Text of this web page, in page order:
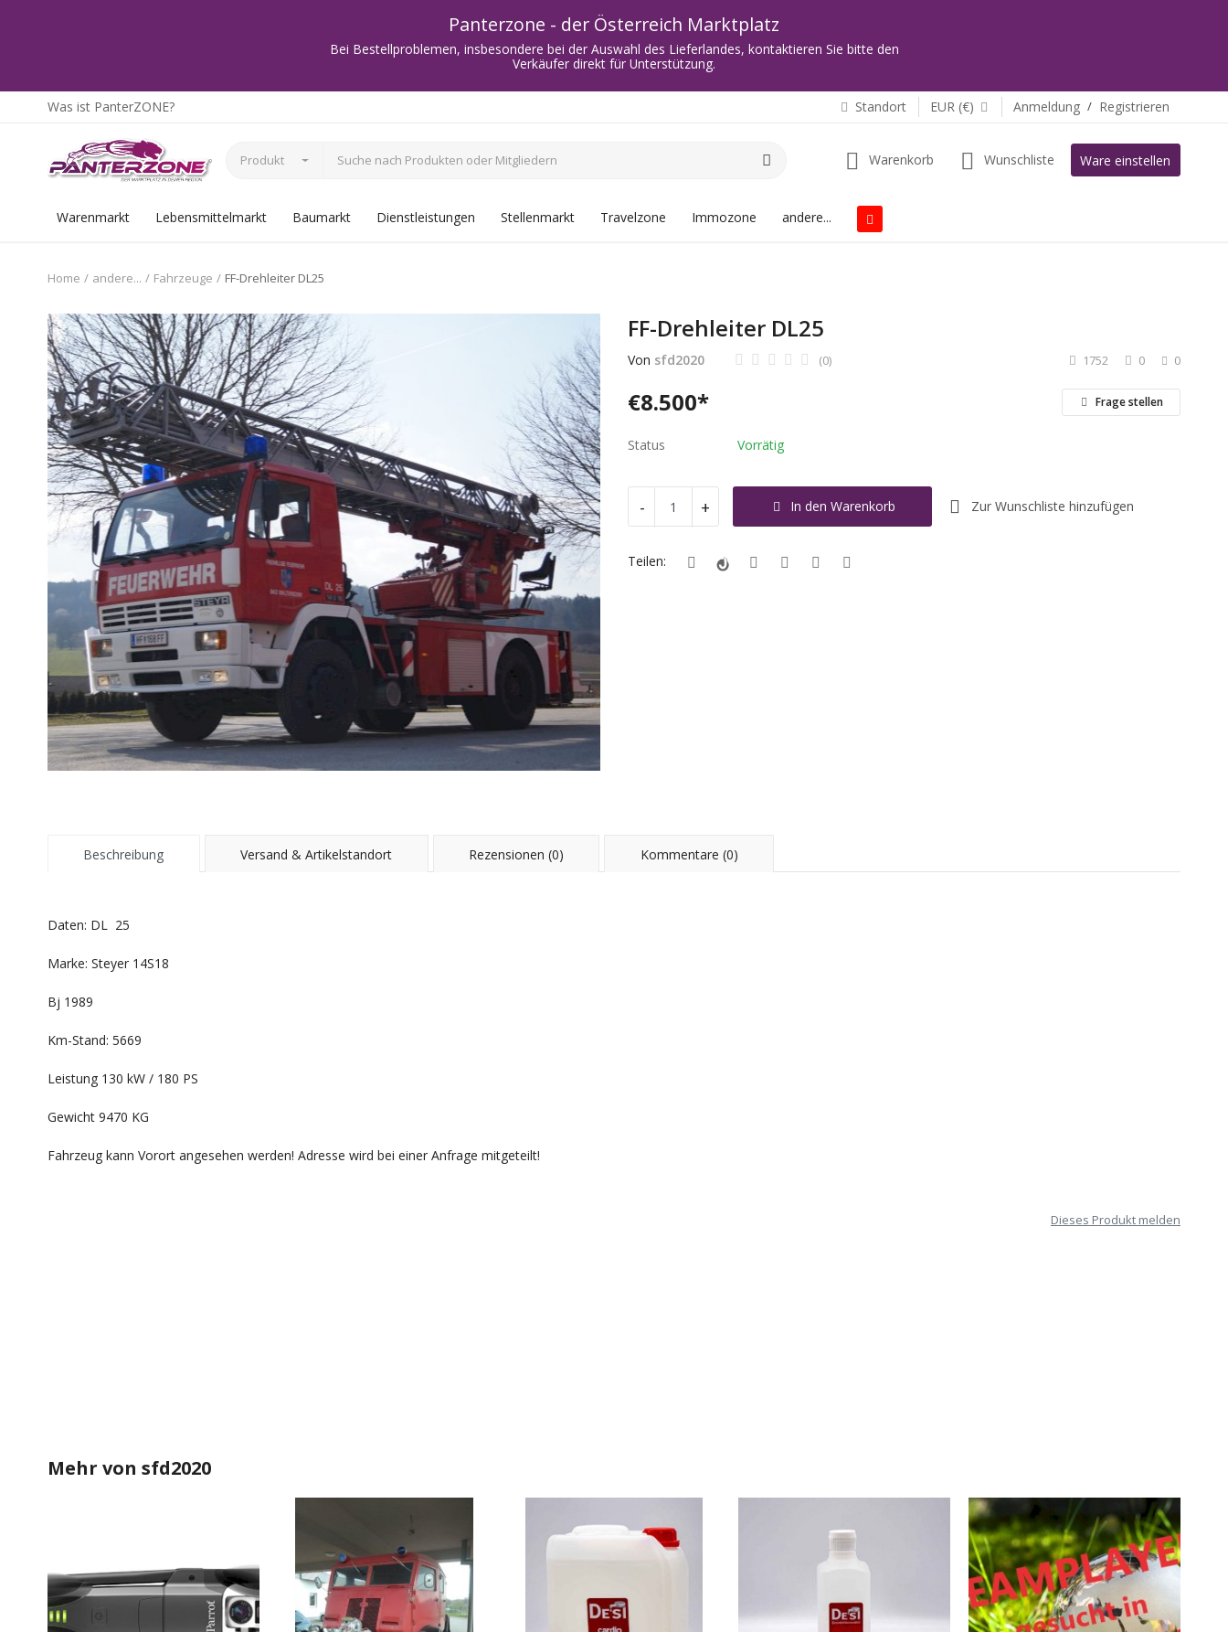
Panterzone - der Österreich Marktplatz
Bei Bestellproblemen, insbesondere bei der Auswahl des Lieferlandes, kontaktieren Sie bitte den
Verkäufer direkt für Unterstützung.
Was ist PanterZONE? Standort EUR (€) Anmeldung / Registrieren
Produkt Warenkorb Wunschliste Ware einstellen
Warenmarkt Lebensmittelmarkt Baumarkt Dienstleistungen Stellenmarkt Travelzone Immozone andere...
Home andere... Fahrzeuge FF-Drehleiter DL25
FF-Drehleiter DL25
Von sfd2020 0
(0) 0
1752
€8.500* Frage stellen
Status Vorrätig
- + In den Warenkorb Zur Wunschliste hinzufügen
Teilen:
Beschreibung Versand & Artikelstandort Rezensionen (0) Kommentare (0)
Daten: DL 25
Marke: Steyer 14S18
Bj 1989
Km-Stand: 5669
Leistung 130 kW / 180 PS
Gewicht 9470 KG
Fahrzeug kann Vorort angesehen werden! Adresse wird bei einer Anfrage mitgeteilt!
Dieses Produkt melden
Mehr von sfd2020